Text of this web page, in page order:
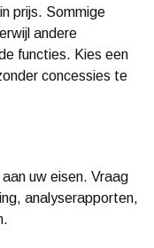
prijs. Sommige
andere
functies. Kies een
concessies te
uw eisen. Vraag
analyserapporten,